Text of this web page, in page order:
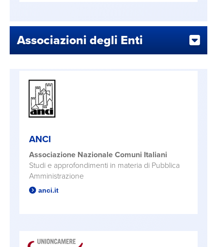
Associazioni degli Enti
ANCI
Associazione Nazionale Comuni Italiani
Studi e approfondimenti in materia di Pubblica
Amministrazione
anci.it